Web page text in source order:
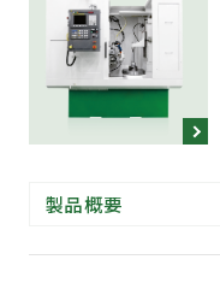
ホブ回転速度
20 ～ 220 rpm
テーブル最高回転速度
12 rpm
本体重量
製品概要